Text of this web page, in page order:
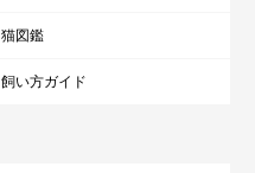
猫図鑑
飼い方ガイド